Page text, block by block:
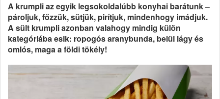
A krumpli az egyik legsokoldalúbb konyhai barátunk –
pároljuk, főzzük, sütjük, pirítjuk, mindenhogy imádjuk.
A sült krumpli azonban valahogy mindig külön
kategóriába esik: ropogós aranybunda, belül lágy és
omlós, maga a földi tökély!